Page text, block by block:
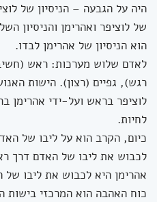
היה על הגבעה – הניסיון של
של לוציפר ואהרימן והניסיון
הוא הניסיון של אהרימן לבדו.
לאדם שלוש מערכות: ראש
רגש), גפיים (רצון). הישות
לוציפר בראש ועל-ידי אהרימן
לחיות.
כיום, הקרב הוא על ליבו של
לכבוש את ליבו של האדם דרך
אהרימן היא לכבוש את ליבו של
כוח האהבה הוא המרכזי בישות